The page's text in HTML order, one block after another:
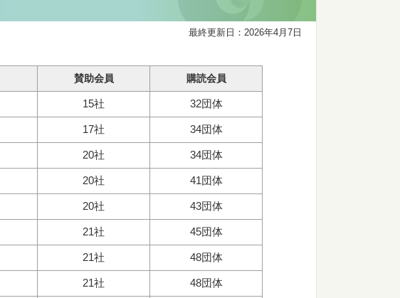
最終更新日：2026年4月7日
賛助会員 購読会員
15社 32団体
17社 34団体
20社 34団体
20社 41団体
20社 43団体
21社 45団体
21社 48団体
21社 48団体